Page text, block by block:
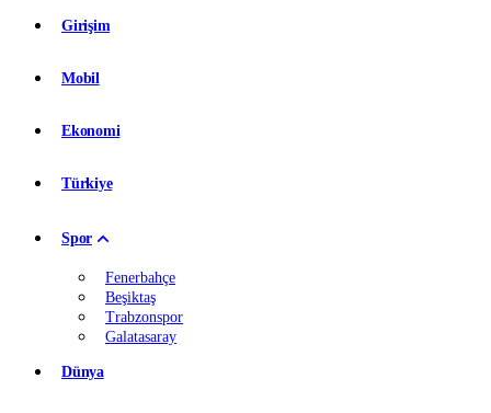
Girişim
Mobil
Ekonomi
Türkiye
Spor
Fenerbahçe
Beşiktaş
Trabzonspor
Galatasaray
Dünya